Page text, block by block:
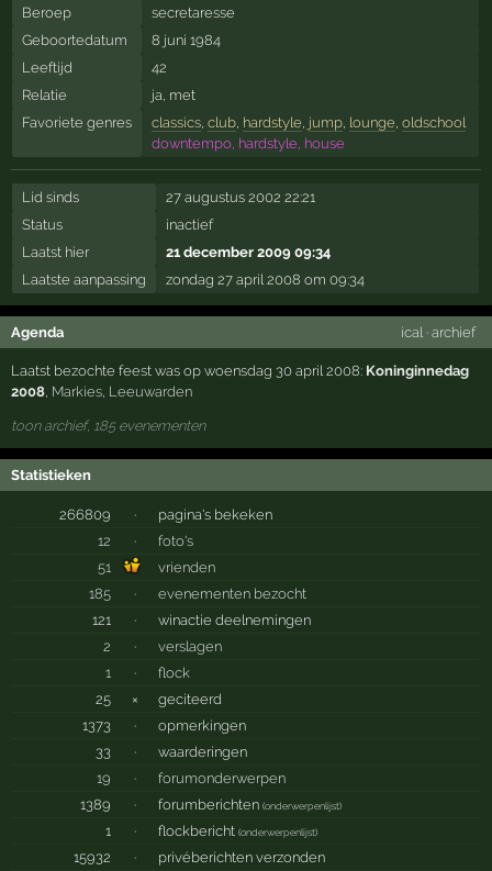
Beroep
secretaresse
Geboortedatum
8 juni 1984
Leeftijd
42
Relatie
ja, met
Favoriete genres
classics, club, hardstyle, jump, lounge, oldschool
downtempo, hardstyle, house
Lid sinds
27 augustus 2002 22:21
Status
inactief
Laatst hier
21 december 2009 09:34
Laatste aanpassing
zondag 27 april 2008 om 09:34
Agenda ical· archief
Laatst bezochte feest was op woensdag 30 april 2008: Koninginnedag
2008 Markies Leeuwarden
toon archief, 185 evenementen
Statistieken
266809 ·
pagina's bekeken
12
·
foto's
51
vrienden
185
·
evenementen bezocht
121
·
winactie deelnemingen
2
·
verslagen
1
·
flock
25
×
geciteerd
1373
·
opmerkingen
33
·
waarderingen
19
·
forumonderwerpen
1389
· forumberichten(onderwerpenlijst)
1 · flockbericht(onderwerpenlijst)
15932 · privéberichten verzonden